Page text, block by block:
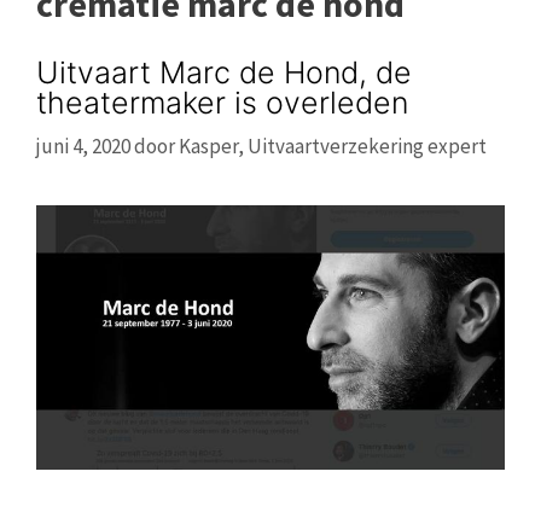
Uitvaart Marc de Hond, de
theatermaker is overleden
juni 4, 2020doorKasper, Uitvaartverzekering expert